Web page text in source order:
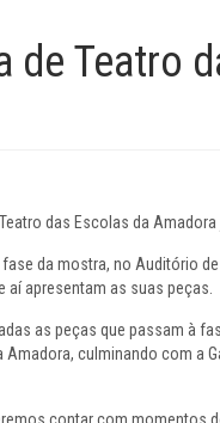
de Teatro
das Escolas da
fase da mostra, no Auditório
aí apresentam as suas peças.
as peças que passam à
culminando com a